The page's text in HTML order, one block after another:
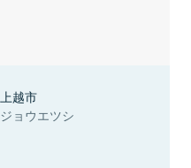
上越市
ジョウエツシ